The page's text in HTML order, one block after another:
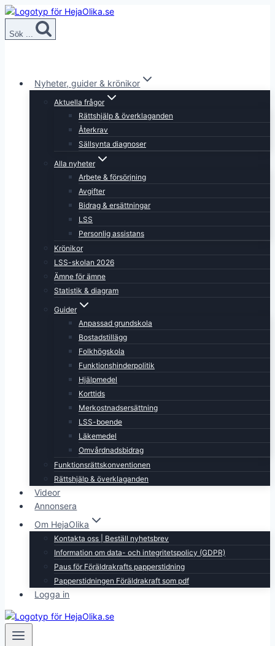
Skip
content
Sök ...
Nyheter, guider & krönikor
Aktuella frågor
Rättshjälp & överklaganden
Återkrav
Sällsynta diagnoser
Alla nyheter
Arbete & försörjning
Avgifter
Bidrag & ersättningar
LSS
Personlig assistans
Krönikor
LSS-skolan 2026
Ämne för ämne
Statistik & diagram
Guider
Anpassad grundskola
Bostadstillägg
Folkhögskola
Funktionshinderpolitik
Hjälpmedel
Korttids
Merkostnadsersättning
LSS-boende
Läkemedel
Omvårdnadsbidrag
Funktionsrättskonventionen
Rättshjälp & överklaganden
Videor
Annonsera
Om HejaOlika
Kontakta oss | Beställ nyhetsbrev
Information om data- och integritetspolicy (GDPR)
Paus för Föräldrakrafts papperstidning
Papperstidningen Föräldrakraft som pdf
Logga in